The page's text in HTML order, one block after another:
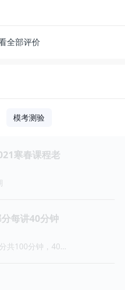
全部评价
模考测验
寒春课程老
每讲40分钟
每次课主讲授课部分共100分钟，40分钟算1课时，110分钟=2.75课时。